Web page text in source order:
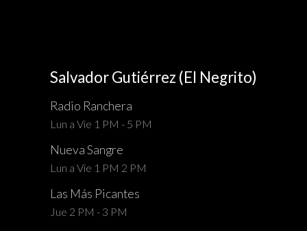
Salvador Gutiérrez (El Negrito)
Radio Ranchera
Lun a Vie 1 PM - 5 PM
Nueva Sangre
Lun a Vie 1 PM 2 PM
Las Más Picantes
Jue 2 PM - 3 PM